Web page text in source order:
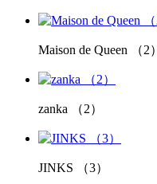
Maison de Queen （2）
zanka （2）
JINKS （3）